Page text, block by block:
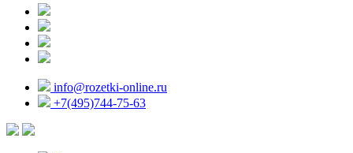
info@rozetki-online.ru
+7(495)744-75-63